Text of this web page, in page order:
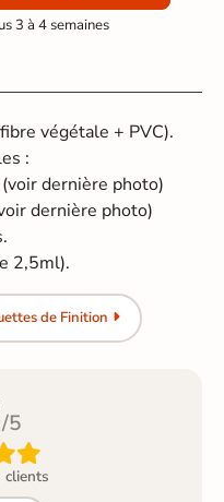
3 à 4 semaines
végétale + PVC).
:
dernière photo)
dernière photo)
2,5ml).
de Finition
/5
clients